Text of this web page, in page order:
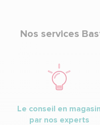
Nos services
Le conseil en magasin
par nos experts